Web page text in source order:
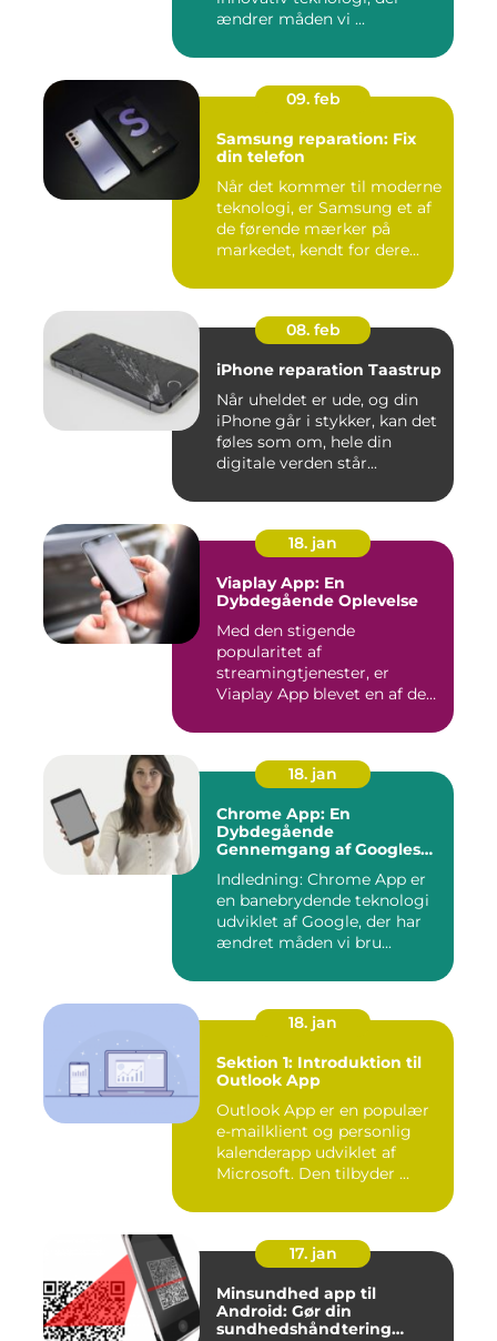
ændrer måden vi ...
09. feb
Samsung reparation: Fix
din telefon
Når det kommer til moderne
teknologi, er Samsung et af
de førende mærker på
markedet, kendt for dere...
08. feb
iPhone reparation Taastrup
Når uheldet er ude, og din
iPhone går i stykker, kan det
føles som om, hele din
digitale verden står...
18. jan
Viaplay App: En
Dybdegående Oplevelse
Med den stigende
popularitet af
streamingtjenester, er
Viaplay App blevet en af de
18. jan
Chrome App: En
Dybdegående
Gennemgang af Googles
applikationer
Indledning: Chrome App er
en banebrydende teknologi
udviklet af Google, der har
ændret måden vi bru...
18. jan
Sektion 1: Introduktion til
Outlook App
Outlook App er en populær
e-mailklient og personlig
kalenderapp udviklet af
Microsoft. Den tilbyder ...
17. jan
Minsundhed app til
Android: Gør din
sundhedshåndtering